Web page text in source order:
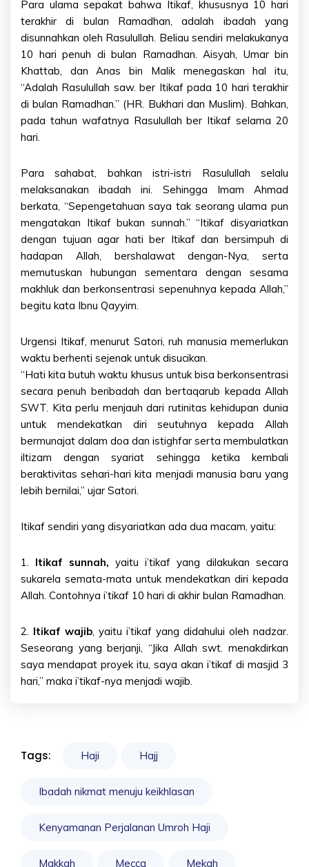
Para ulama sepakat bahwa Itikaf, khususnya 10 hari
terakhir di bulan Ramadhan, adalah ibadah yang
disunnahkan oleh Rasulullah. Beliau sendiri melakukanya
10 hari penuh di bulan Ramadhan. Aisyah, Umar bin
Khattab, dan Anas bin Malik menegaskan hal itu,
“Adalah Rasulullah saw. ber Itikaf pada 10 hari terakhir
di bulan Ramadhan.” (HR. Bukhari dan Muslim). Bahkan,
pada tahun wafatnya Rasulullah ber Itikaf selama 20
hari.
Para sahabat, bahkan istri-istri Rasulullah selalu
melaksanakan ibadah ini. Sehingga Imam Ahmad
berkata, “Sepengetahuan saya tak seorang ulama pun
mengatakan Itikaf bukan sunnah.” “Itikaf disyariatkan
dengan tujuan agar hati ber Itikaf dan bersimpuh di
hadapan Allah, bershalawat dengan-Nya, serta
memutuskan hubungan sementara dengan sesama
makhluk dan berkonsentrasi sepenuhnya kepada Allah,”
begitu kata Ibnu Qayyim.
Urgensi Itikaf, menurut Satori, ruh manusia memerlukan
waktu berhenti sejenak untuk disucikan.
“Hati kita butuh waktu khusus untuk bisa berkonsentrasi
secara penuh beribadah dan bertaqarub kepada Allah
SWT. Kita perlu menjauh dari rutinitas kehidupan dunia
untuk mendekatkan diri seutuhnya kepada Allah
bermunajat dalam doa dan istighfar serta membulatkan
iltizam dengan syariat sehingga ketika kembali
beraktivitas sehari-hari kita menjadi manusia baru yang
lebih bernilai,” ujar Satori.
Itikaf sendiri yang disyariatkan ada dua macam, yaitu:
1. Itikaf sunnah, yaitu i’tikaf yang dilakukan secara
sukarela semata-mata untuk mendekatkan diri kepada
Allah. Contohnya i’tikaf 10 hari di akhir bulan Ramadhan.
2. Itikaf wajib, yaitu i’tikaf yang didahului oleh nadzar.
Seseorang yang berjanji, “Jika Allah swt. menakdirkan
saya mendapat proyek itu, saya akan i’tikaf di masjid 3
hari,” maka i’tikaf-nya menjadi wajib.
Tags: Haji Hajj
Ibadah nikmat menuju keikhlasan
Kenyamanan Perjalanan Umroh Haji
Makkah Mecca Mekah